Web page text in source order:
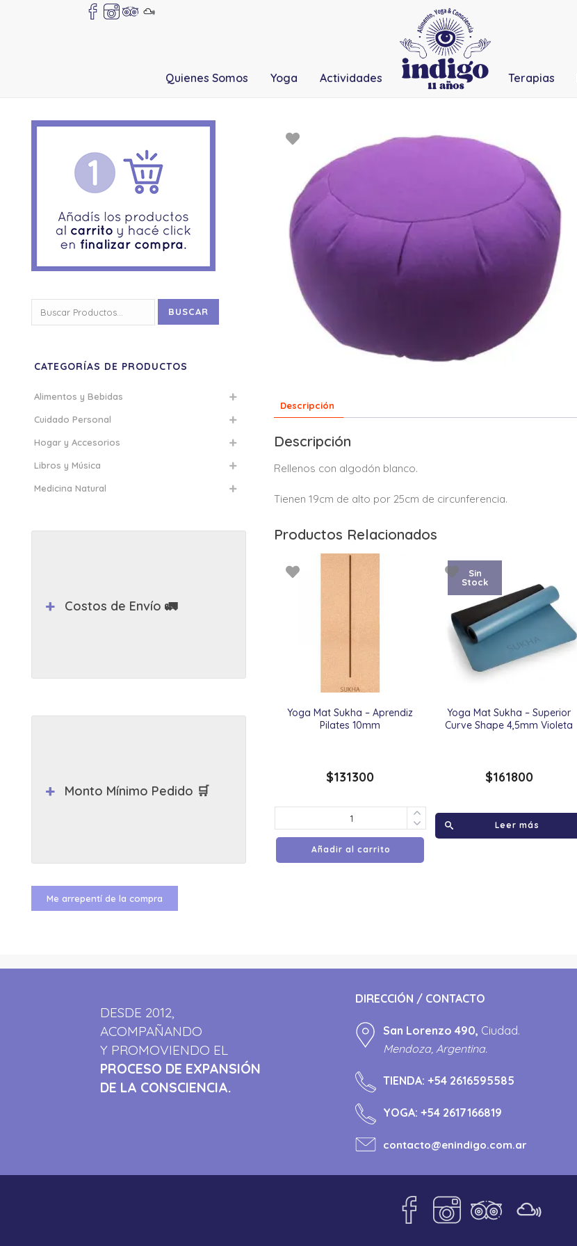
Quienes Somos Yoga Actividades Terapias
Descripción
Descripción
Rellenos con algodón blanco.
Tienen 19cm de alto por 25cm de circunferencia.
Productos Relacionados
Yoga Mat Sukha – Aprendiz
Pilates 10mm
$131300
Añadir al carrito
Yoga Mat Sukha – Superior
Curve Shape 4,5mm Violeta
Sin
Stock
$161800
Leer más
por:
BUSCAR
CATEGORÍAS DE PRODUCTOS
Alimentos y Bebidas
Cuidado Personal
Hogar y Accesorios
Libros y Música
Medicina Natural
Costos de Envío 🚛
Monto Mínimo Pedido 🛒
Me arrepentí de la compra
DESDE 2012,
ACOMPAÑANDO
Y PROMOVIENDO EL
PROCESO DE EXPANSIÓN
DE LA CONSCIENCIA.
DIRECCIÓN / CONTACTO
San Lorenzo 490, Ciudad.
Mendoza, Argentina.
TIENDA: +54 2616595585
YOGA: +54 2617166819
contacto@enindigo.com.ar